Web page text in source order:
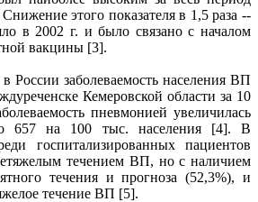
этого показателя в 1,5 раза --
в 2002 г. и было связано с началом
вакцины [3].
России заболеваемость населения ВП
Кемеровской области за 10
пневмонией увеличилась
на 100 тыс. населения [4]. В
госпитализированных пациентов
течением ВП, но с наличием
течения и прогноза (52,3%), и
течение ВП [5].